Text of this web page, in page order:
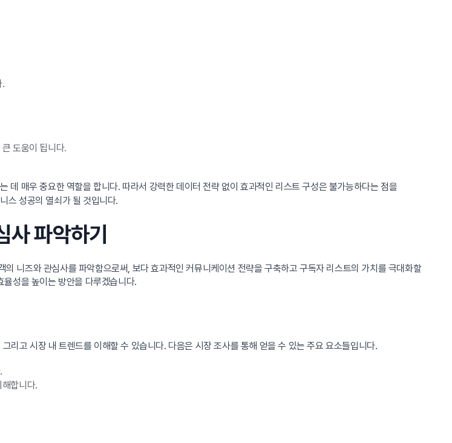
.
도움이 됩니다.
데 매우 중요한 역할을 합니다. 따라서 강력한 데이터 전략 없이 효과적인 리스트 구성은 불가능하다는 점을
스 성공의 열쇠가 될 것입니다.
파악하기
니즈와 관심사를 파악함으로써, 보다 효과적인 커뮤니케이션 전략을 구축하고 구독자 리스트의 가치를 극대화할
성을 높이는 방안을 다루겠습니다.
리고 시장 내 트렌드를 이해할 수 있습니다. 다음은 시장 조사를 통해 얻을 수 있는 주요 요소들입니다.
합니다.